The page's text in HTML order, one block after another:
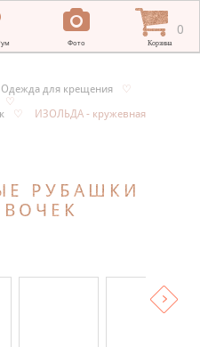
0
Корзина
Фото
Одежда для крещения
♡
♡
♡
ИЗОЛЬДА - кружевная
РУБАШКИ